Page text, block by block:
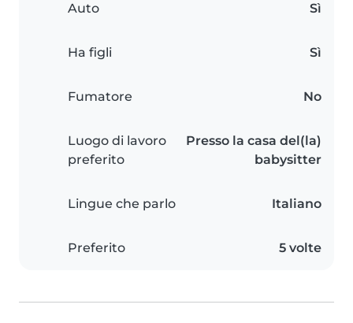
Auto Sì
Ha figli Sì
Fumatore No
Luogo di lavoro
preferito
Presso la casa del(la)
babysitter
Lingue che parlo Italiano
Preferito 5 volte